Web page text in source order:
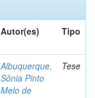
Autor(es) Tipo
Albuquerque,
Sônia Pinto
Melo de
Tese